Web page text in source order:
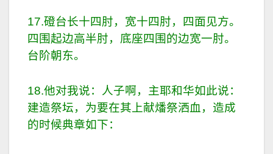
17.磴台长十四肘，宽十四肘，四面见方。
四围起边高半肘，底座四围的边宽一肘。
台阶朝东。
18.他对我说：人子啊，主耶和华如此说：
建造祭坛，为要在其上献燔祭洒血，造成
的时候典章如下：